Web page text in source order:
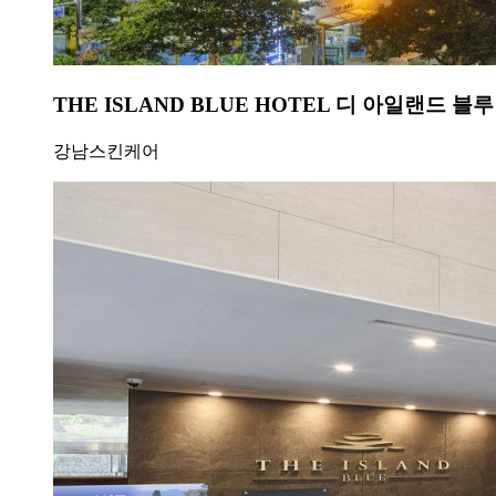
THE ISLAND BLUE HOTEL 디 아일랜드 블
강남스킨케어